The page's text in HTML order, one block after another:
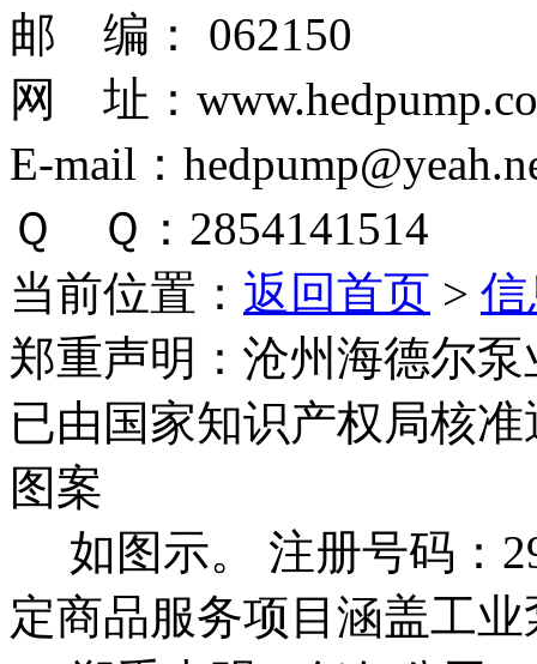
邮 编： 062150
网 址：
E-mail：
Ｑ Ｑ：2854141514
当前位置： 返回首页 >
郑重声明： 沧州海德尔
已由国家知识产权局核
图案
如图示。 注册号码：
定商品服务项目涵盖工